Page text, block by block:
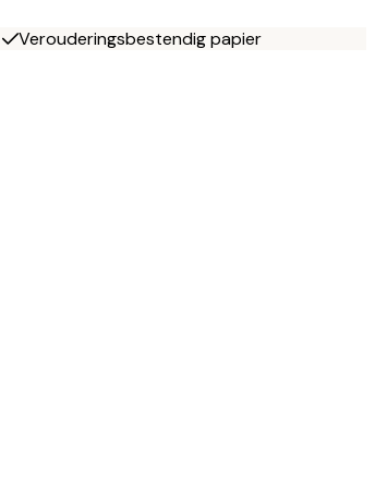
Verouderingsbestendig papier